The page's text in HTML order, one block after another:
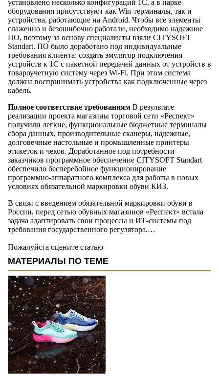
установлено несколько конфигураций 1С, а в парке
оборудования присутствуют как Win-терминалы, так и
устройства, работающие на Android. Чтобы все элементы
слаженно и безошибочно работали, необходимо надежное
ПО, поэтому за основу специалисты взяли CITYSOFT
Standart. ПО было доработано под индивидуальные
требования клиента: создать эмулятор подключения
устройств к 1С с пакетной передачей данных от устройств в
товароучетную систему через Wi-Fi. При этом система
должна воспринимать устройства как подключенные через
кабель.
Полное соответствие требованиям В результате
реализации проекта магазины торговой сети «Респект»
получили легкие, функциональные бюджетные терминалы
сбора данных, производительные сканеры, надежные,
долговечные настольные и промышленные принтеры
этикеток и чеков. Доработанное под потребности
заказчиков программное обеспечение CITYSOFT Standart
обеспечило бесперебойное функционирование
программно-аппаратного комплекса для работы в новых
условиях обязательной маркировки обуви КИЗ.
В связи с введением обязательной маркировки обуви в
России, перед сетью обувных магазинов «Респект» встала
задача адаптировать свои процессы и ИТ-системы под
требования государственного регулятора.…
Пожалуйста оцените статью
МАТЕРИАЛЫ ПО ТЕМЕ